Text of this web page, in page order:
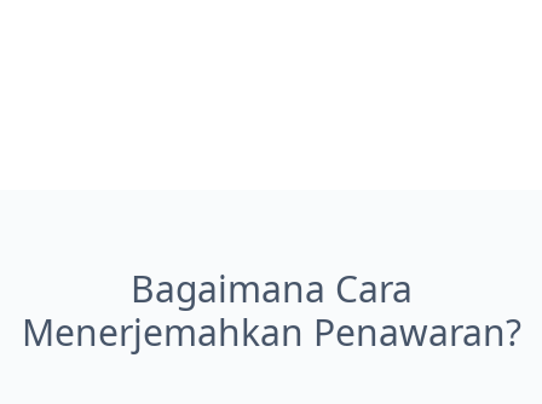
Bagaimana Cara
Menerjemahkan Penawaran?